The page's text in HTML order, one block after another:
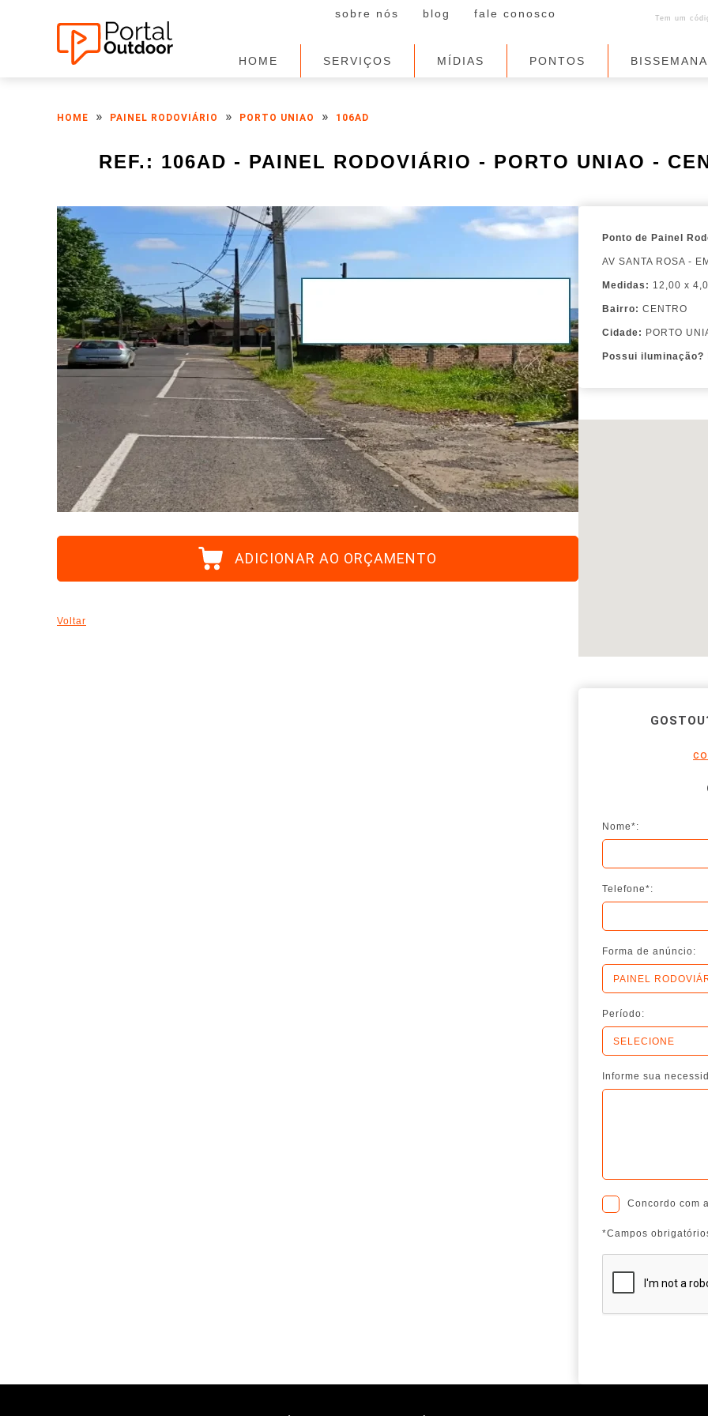
Tem um
sobre nós blog fale conosco
HOME SERVIÇOS MÍDIAS PONTOS
HOME » PAINEL RODOVIÁRIO » PORTO UNIAO » 106AD
REF.: 106AD - PAINEL RODOVIÁRIO - PORTO UNIAO -
ADICIONAR AO ORÇAMENTO
Voltar
Ponto de Painel
AV SANTA ROSA -
Medidas: 12,00 x
Bairro: CENTRO
Cidade: PORTO
Possui iluminação?
Nome*:
Telefone*:
Forma de anúncio:
Período:
Informe sua
Concordo com
*Campos